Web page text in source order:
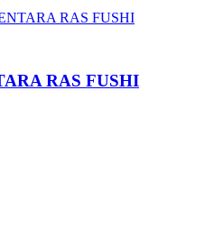
RAS FUSHI